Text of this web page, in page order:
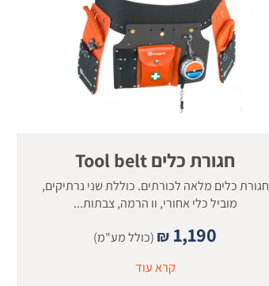
חגורת כלים Tool belt
חגורת כלים מלאה לכורתים. כוללת שני נרתיקים,
מוביל כלי אחורי, וו הרמה, צבתות...
₪ 1,190
(כולל מע"מ)
קרא עוד